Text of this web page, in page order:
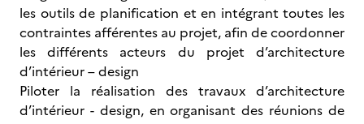
les outils de planification et en intégrant toutes les
contraintes afférentes au projet, afin de coordonner
les différents acteurs du projet d’architecture
d’intérieur – design
Piloter la réalisation des travaux d’architecture
d’intérieur - design, en organisant des réunions de